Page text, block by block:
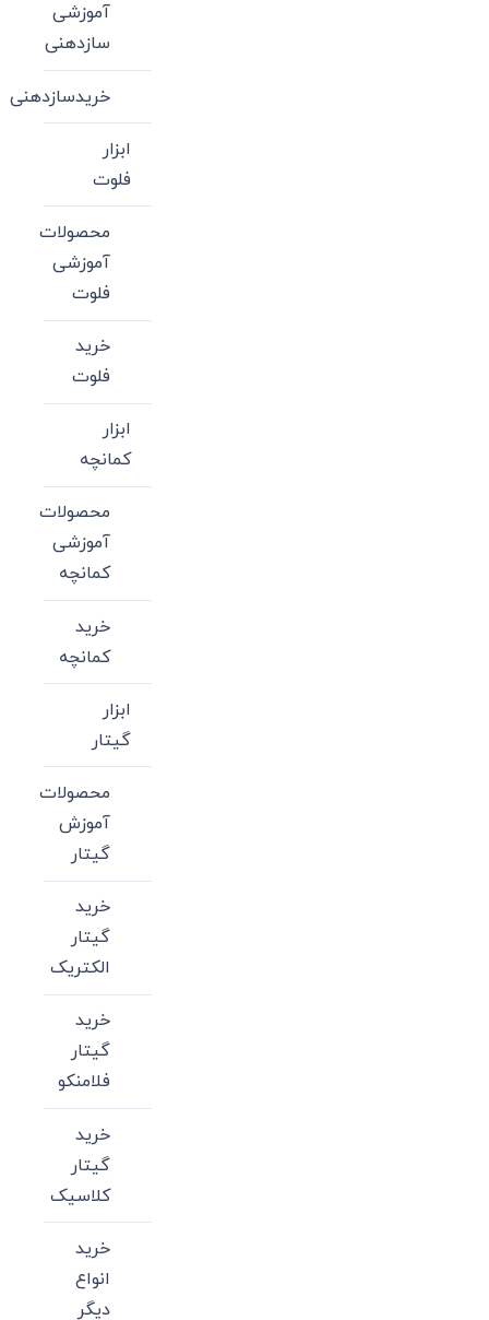
آموزشی
سازدهنی
خریدسازدهنی
ابزار
فلوت
محصولات
آموزشی
فلوت
خرید
فلوت
ابزار
کمانچه
محصولات
آموزشی
کمانچه
خرید
کمانچه
ابزار
گیتار
محصولات
آموزش
گیتار
خرید
گیتار
الکتریک
خرید
گیتار
فلامنکو
خرید
گیتار
کلاسیک
خرید
انواع
دیگر